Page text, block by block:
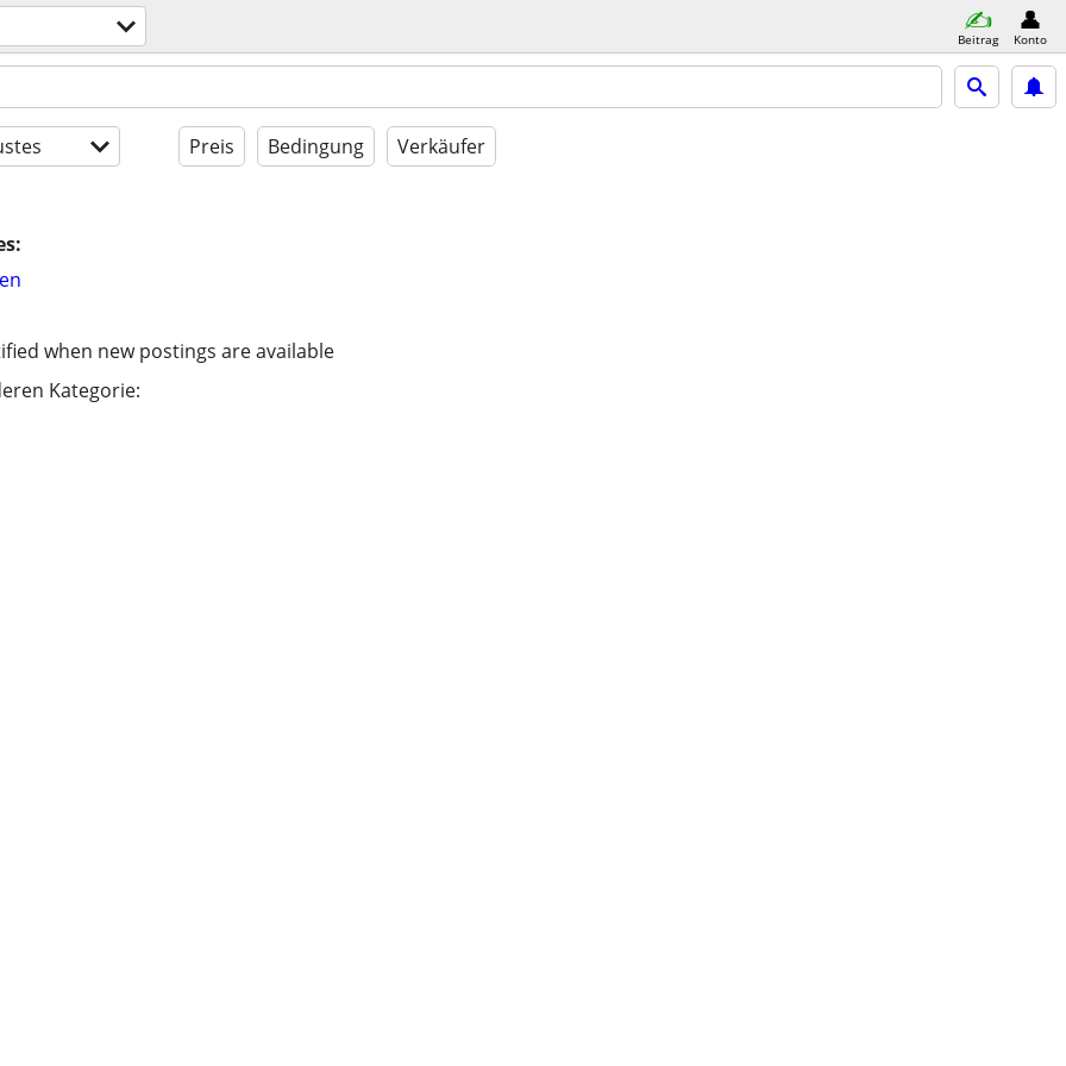
Beitrag Konto
Preis Bedingung Verkäufer
when new postings are available
Kategorie: